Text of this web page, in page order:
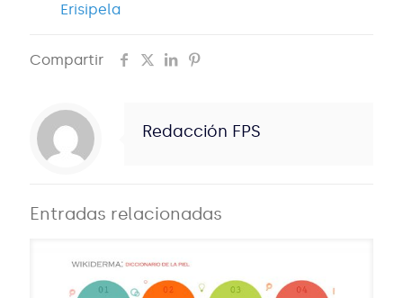
Erisipela
Compartir
Redacción FPS
Entradas relacionadas